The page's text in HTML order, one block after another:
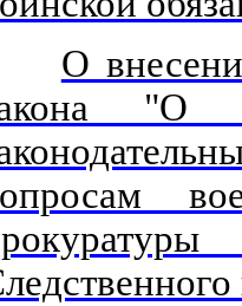
О
"О